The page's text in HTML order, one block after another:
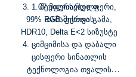
შეუფერხებელი
თამაშისთვის
3. 1.07 მილიარდი ფერი,
99% RGB ფერთა გამა,
HDR10, Delta E<2 სიზუსტე
4. ციმციმისა და დაბალი
ცისფერი სინათლის
ტექნოლოგია თვალის